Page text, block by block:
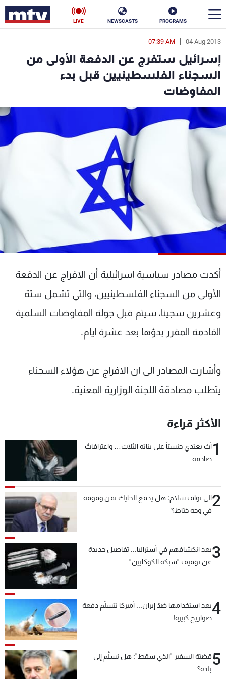
PROGRAMS
NEWSCASTS
LIVE
04 Aug 2013
07:39 AM
إسرائيل ستفرج عن الدفعة الأولى من
السجناء الفلسطينيين قبل بدء
المفاوضات
أكدت مصادر سياسية اسرائيلية أن الافراج عن الدفعة
الأولى من السجناء الفلسطينيين، والتي تشمل ستة
وعشرين سجينا، سيتم قبل جولة المفاوضات السلمية
القادمة المقرر بدؤها بعد عشرة ايام.
وأشارت المصادر الى ان الافراج عن هؤلاء السجناء
يتطلب مصادقة اللجنة الوزارية المعنية.
الأكثر قراءة
1أبٌ يعتدي جنسيّاً على بناته الثلاث… واعترافاتٌ
صادمة
2الى نواف سلام: هل يدفع الحايك ثمن وقوفه
في وجه خيّاط؟
3بعد انكشافهم في أستراليا... تفاصيل جديدة
عن توقيف "شبكة الكوكايين"
4بعد استخدامها ضدّ إيران... أميركا تتسلّم دفعة
صواريخ كبيرة!
5قضيّة السفير "الذي سقط": هل يُسلَّم إلى
بلده؟
en
الأخبار
سياسة
إقتصاد
منوعات
كأس العالم
البرامج
جدول البرامج
شاهد البرامج
الترددات
الإنـتـاج
تواصل معنا
سياسة الخصوصية